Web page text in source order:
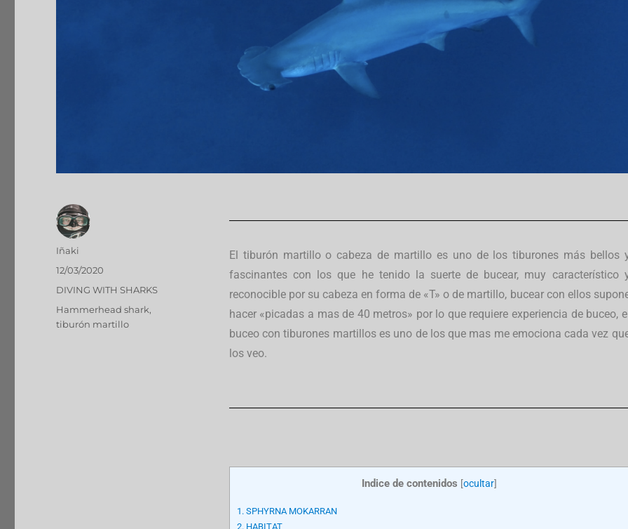
El tiburón martillo o cabeza de martillo es uno de los tiburones más bellos
fascinantes con los que he tenido la suerte de bucear, muy característico
reconocible por su cabeza en forma de «T» o de martillo, bucear con ellos
hacer «picadas a mas de 40 metros» por lo que requiere experiencia de buceo,
buceo con tiburones martillos es uno de los que mas me emociona cada vez
los veo.
Indice de contenidos [ocultar]
1. SPHYRNA MOKARRAN
2. HABITAT
Iñaki
12/03/2020
DIVING WITH SHARKS
Hammerhead shark,
tiburón martillo